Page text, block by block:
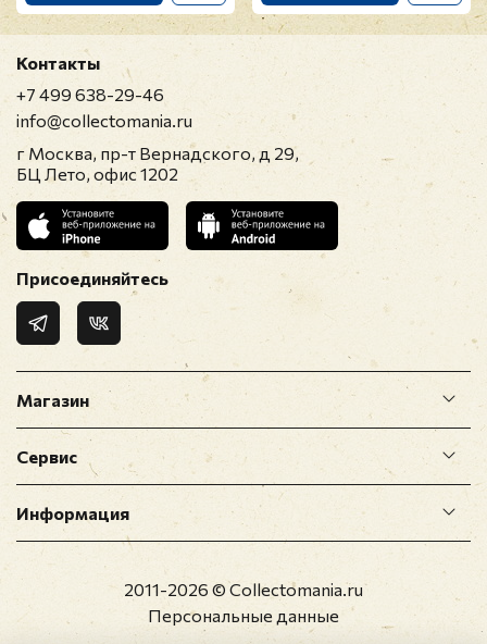
Магазин
Сервис
Информация
Контакты
+7 499 638-29-46
info@collectomania.ru
г Москва, пр-т Вернадского, д 29,
БЦ Лето, офис 1202
Присоединяйтесь
2011-2026 © Collectomania.ru
Персональные данные